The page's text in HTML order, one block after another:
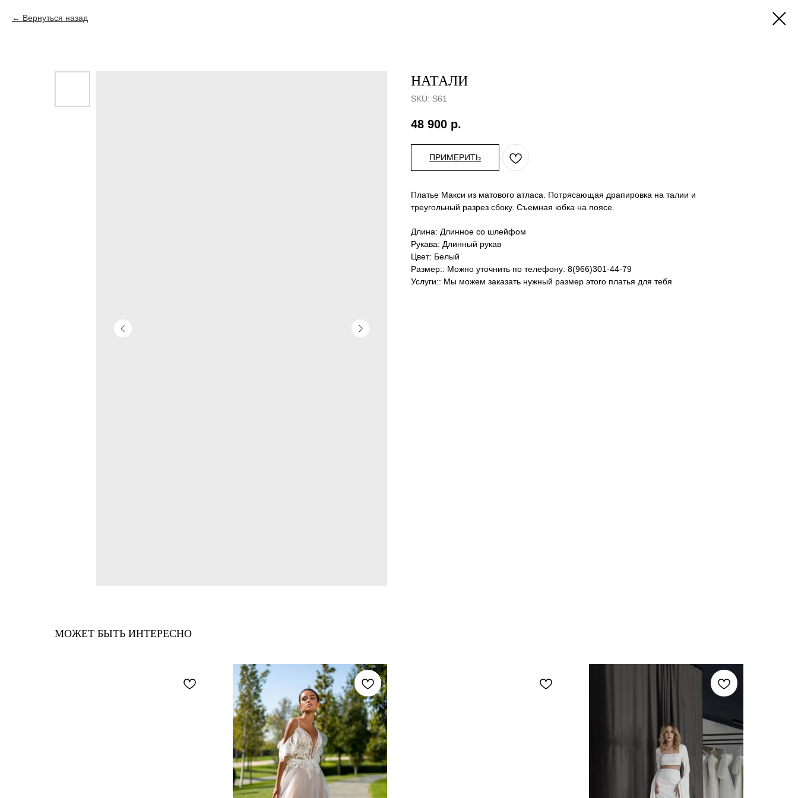
Вернуться назад
НАТАЛИ
SKU: S61
48 900 р.
ПРИМЕРИТЬ
Платье Макси из матового атласа. Потрясающая драпировка на талии и
треугольный разрез сбоку. Съемная юбка на поясе.
Длина: Длинное со шлейфом
Рукава: Длинный рукав
Цвет: Белый
Размер:: Можно уточнить по телефону: 8(966)301-44-79
Услуги:: Мы можем заказать нужный размер этого платья для тебя
МОЖЕТ БЫТЬ ИНТЕРЕСНО